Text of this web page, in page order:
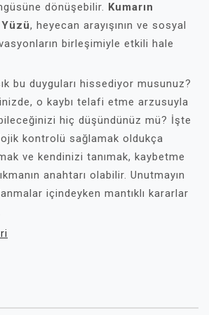
dönüşebilir. Kumarın
Yüzü, heyecan arayışının ve sosyal
birleşimiyle etkili hale
bu duyguları hissediyor musunuz?
o kaybı telafi etme arzusuyla
hiç düşündünüz mü? İşte
kontrolü sağlamak oldukça
ve kendinizi tanımak, kaybetme
anahtarı olabilir. Unutmayın
içindeyken mantıklı kararlar